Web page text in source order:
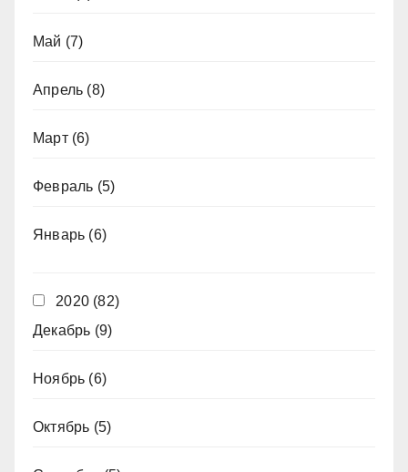
Май (7)
Апрель (8)
Март(6)
Февраль (5)
Январь (6)
2020 (82)
Декабрь (9)
Ноябрь (6)
Октябрь (5)